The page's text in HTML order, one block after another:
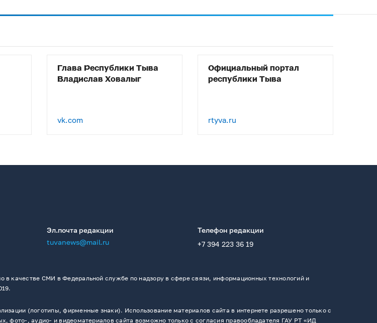
Глава Республики Тыва
Владислав Ховалыг
vk.com
Официальный портал
республики Тыва
rtyva.ru
Эл.почта редакции
tuvanews@mail.ru
Телефон редакции
+7 394 223 36 19
в качестве СМИ в Федеральной службе по надзору в сфере связи, информационных технологий и
(логотипы, фирменные знаки). Использование материалов сайта в интернете разрешено только с
фото-, аудио- и видеоматериалов сайта возможно только с согласия правообладателя ГАУ РТ «ИД